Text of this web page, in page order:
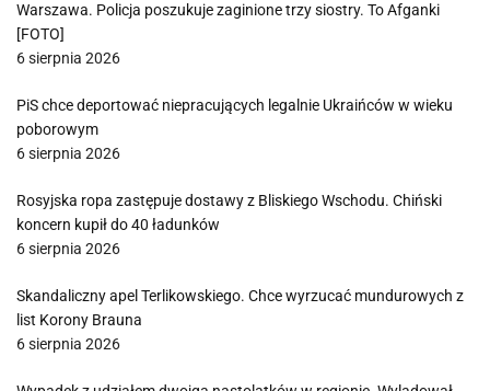
Warszawa. Policja poszukuje zaginione trzy siostry. To Afganki
[FOTO]
6 sierpnia 2026
PiS chce deportować niepracujących legalnie Ukraińców w wieku
poborowym
6 sierpnia 2026
Rosyjska ropa zastępuje dostawy z Bliskiego Wschodu. Chiński
koncern kupił do 40 ładunków
6 sierpnia 2026
Skandaliczny apel Terlikowskiego. Chce wyrzucać mundurowych z
list Korony Brauna
6 sierpnia 2026